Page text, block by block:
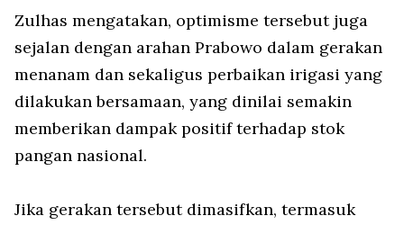
Zulhas mengatakan, optimisme tersebut juga
sejalan dengan arahan Prabowo dalam gerakan
menanam dan sekaligus perbaikan irigasi yang
dilakukan bersamaan, yang dinilai semakin
memberikan dampak positif terhadap stok
pangan nasional.
Jika gerakan tersebut dimasifkan, termasuk